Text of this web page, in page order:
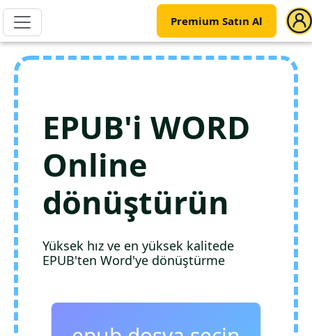
Premium Satın Al
EPUB'i WORD
Online
dönüştürün
Yüksek hız ve en yüksek kalitede
EPUB'ten Word'ye dönüştürme